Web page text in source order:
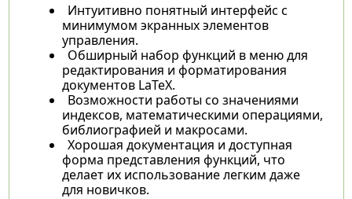
Интуитивно понятный интерфейс с
минимумом экранных элементов
управления.
Обширный набор функций в меню для
редактирования и форматирования
документов LaTeX.
Возможности работы со значениями
индексов, математическими операциями,
библиографией и макросами.
Хорошая документация и доступная
форма представления функций, что
делает их использование легким даже
для новичков.